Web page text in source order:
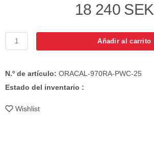
18 240 SEK
Añadir al carrito
N.º de artículo: ORACAL-970RA-PWC-25
Estado del inventario :
Wishlist